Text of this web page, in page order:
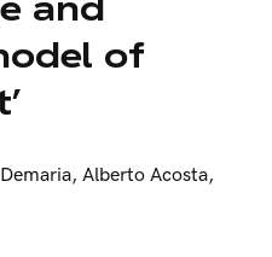
of
, Alberto Acosta,